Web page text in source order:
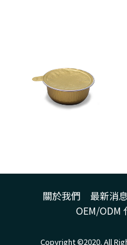
關於我們 最新消息
OEM/ODM
Copyright ©2020. All